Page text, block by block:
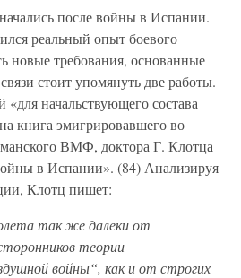
после войны в Испании.
реальный опыт боевого
новые требования, основанные
стоит упомянуть две работы.
начальствующего состава
книга эмигрировавшего во
ВМФ, доктора Г. Клотца
в Испании». (84) Анализируя
Клотц пишет:
так же далеки от
теории
войны“, как и от строгих